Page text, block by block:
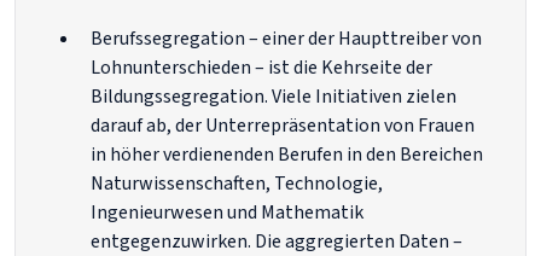
Berufssegregation – einer der Haupttreiber von
Lohnunterschieden – ist die Kehrseite der
Bildungssegregation. Viele Initiativen zielen
darauf ab, der Unterrepräsentation von Frauen
in höher verdienenden Berufen in den Bereichen
Naturwissenschaften, Technologie,
Ingenieurwesen und Mathematik
entgegenzuwirken. Die aggregierten Daten –